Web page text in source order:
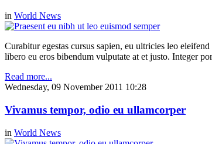
in World News
Curabitur egestas cursus sapien, eu ultricies leo
libero eu eros bibendum vulputate at et justo. Integer
Read more...
Wednesday, 09 November 2011 10:28
Vivamus tempor, odio eu ullamcorper
in World News